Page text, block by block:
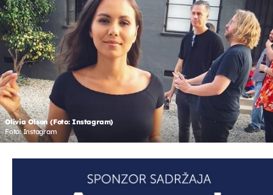
Olivia Olson (Foto: Instagram)
Foto: Instagram
OMOGUĆI OBAVIJESTI